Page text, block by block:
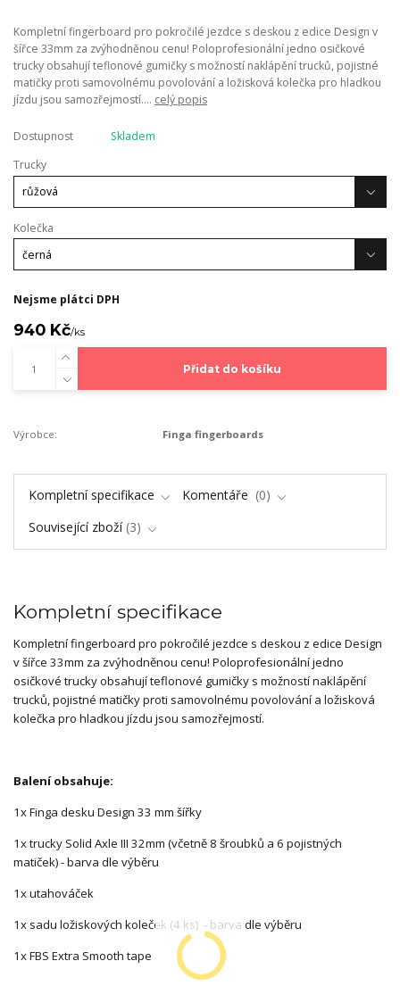
Kompletní fingerboard pro pokročilé jezdce s deskou z edice Design v
šířce 33mm za zvýhodněnou cenu! Poloprofesionální jedno osičkové
trucky obsahují teflonové gumičky s možností naklápění trucků, pojistné
matičky proti samovolnému povolování a ložisková kolečka pro hladkou
jízdu jsou samozřejmostí.... celý popis
Dostupnost
Skladem
Trucky
Kolečka
Nejsme plátci DPH
940 Kč/ks
Přidat do košíku
Výrobce: Finga fingerboards
Kompletní specifikace Komentáře
0
Související zboží 3
Kompletní specifikace
Kompletní fingerboard pro pokročilé jezdce s deskou z edice Design
v šířce 33mm za zvýhodněnou cenu! Poloprofesionální jedno
osičkové trucky obsahují teflonové gumičky s možností naklápění
trucků, pojistné matičky proti samovolnému povolování a ložisková
kolečka pro hladkou jízdu jsou samozřejmostí.
Balení obsahuje:
1x Finga desku Design 33 mm šířky
1x trucky Solid Axle III 32mm (včetně 8 šroubků a 6 pojistných
matiček) - barva dle výběru
1x utahováček
1x sadu ložiskových koleček (4 ks) - barva dle výběru
1x FBS Extra Smooth tape